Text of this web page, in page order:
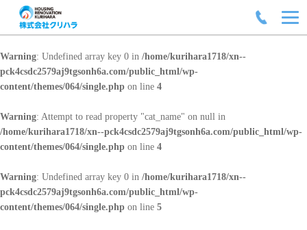
Warning: Undefined array key 0 in /home/kurihara1718/xn--
pck4csdc2579aj9tgsonh6a.com/public_html/wp-
content/themes/064/single.php on line 4
Warning: Attempt to read property "cat_name" on null in
/home/kurihara1718/xn--pck4csdc2579aj9tgsonh6a.com/public_html/wp-
content/themes/064/single.php on line 4
Warning: Undefined array key 0 in /home/kurihara1718/xn--
pck4csdc2579aj9tgsonh6a.com/public_html/wp-
content/themes/064/single.php on line 5